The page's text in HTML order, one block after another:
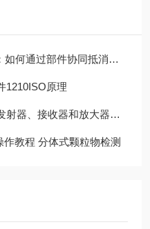
过部件协同抵消温漂影响
1210ISO原理
和放大器）OV630840操作使用
教程 分体式颗粒物检测